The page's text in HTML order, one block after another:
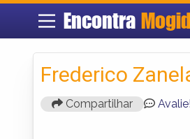
Encontra
Frederico
Compartilhar Avalie!